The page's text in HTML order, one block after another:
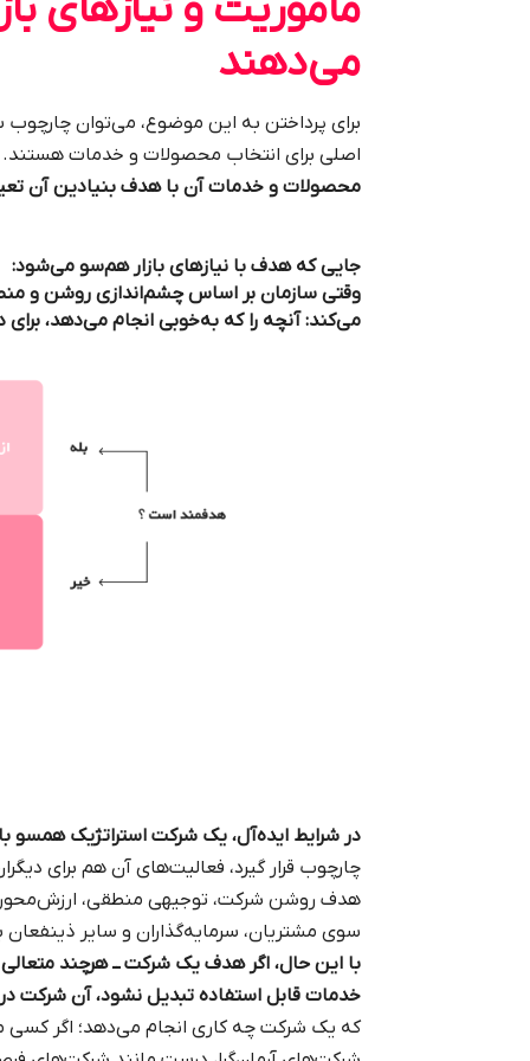
می‌دهند
برای پرداختن به این موضوع، می‌توان
اصلی برای انتخاب محصولات و خدمات
محصولات و خدمات آن با هدف بنیادین آن
جایی که هدف با نیازهای بازار هم‌سو می‌شود:
وقتی سازمان بر اساس چشم‌اندازی روشن و
می‌کند: آنچه را که به‌خوبی انجام می‌دهد، برای
در شرایط ایده‌آل، یک شرکت استراتژیک همسو
چارچوب قرار گیرد، فعالیت‌های آن هم برای
هدف روشن شرکت، توجیهی منطقی، ارزش‌محور و
سوی مشتریان، سرمایه‌گذاران و سایر ذینفعان
با این حال، اگر هدف یک شرکت ــ هرچند
خدمات قابل استفاده تبدیل نشود، آن شرکت در
که یک شرکت چه کاری انجام می‌دهد؛ اگر کسی